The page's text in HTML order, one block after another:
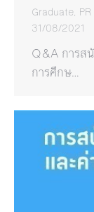
Graduate,
31/08/2021
Q&A การส
การศึกษ…